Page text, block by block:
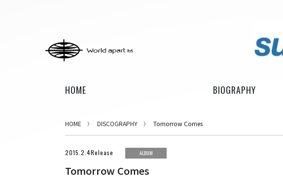
DISCOGRAPHY
CONTACT
HOME BIOGRAPHY
HOME DISCOGRAPHY Tomorrow Comes
2015.2.4Release ALBUM
Tomorrow Comes